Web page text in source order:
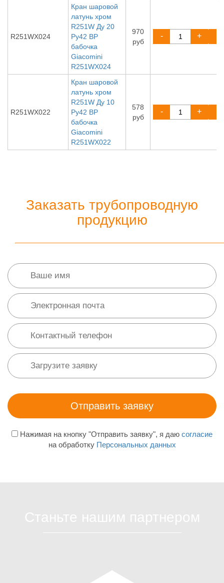
R251WX024
Кран шаровой
латунь хром
R251W Ду 20
Ру42 ВР
бабочка
Giacomini
R251WX024
970
руб
- +
R251WX022
Кран шаровой
латунь хром
R251W Ду 10
Ру42 ВР
бабочка
Giacomini
R251WX022
578
руб
- +
Заказать трубопроводную
продукцию
Нажимая на кнопку "Отправить заявку", я даю согласие
на обработку Персональных данных